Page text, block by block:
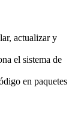
actualizar y
el sistema de
en paquetes